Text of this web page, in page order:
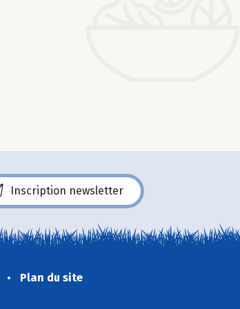
Inscription newsletter
Plan du site